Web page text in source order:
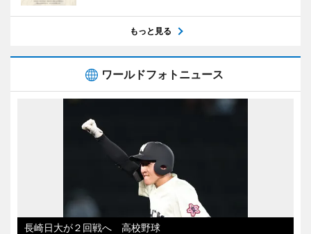
もっと見る
ワールドフォトニュース
長崎日大が２回戦へ 高校野球